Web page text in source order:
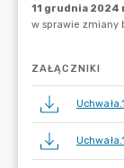
ZAŁĄCZNIKI